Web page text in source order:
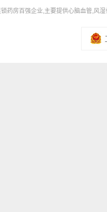
药房百强企业,主要提供心脑血管,风